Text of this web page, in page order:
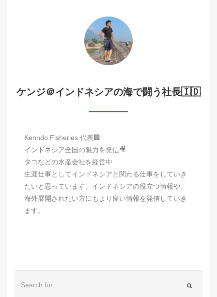
ケンジ＠インドネシアの海で闘う社長🇮🇩
Kenndo Fisheries 代表🏢
インドネシア全国の魅力を発信🎥
タコなどの水産会社を経営中
生涯仕事としてインドネシアと関わる仕事をしていき
たいと思っています。インドネシアの役立つ情報や、
海外展開されたい方にもより良い情報を発信していき
ます。